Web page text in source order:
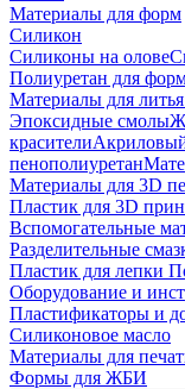
Материалы для форм
Силикон
Силиконы на олове
Полиуретан для
Материалы для
Эпоксидные смолы
красители
пенополиуретан
Материалы для 3D
Пластик для 3D
Вспомогательные
Разделительные
Пластик для лепки
Оборудование и
Пластификаторы и
Силиконовое масло
Материалы для
Формы для ЖБИ